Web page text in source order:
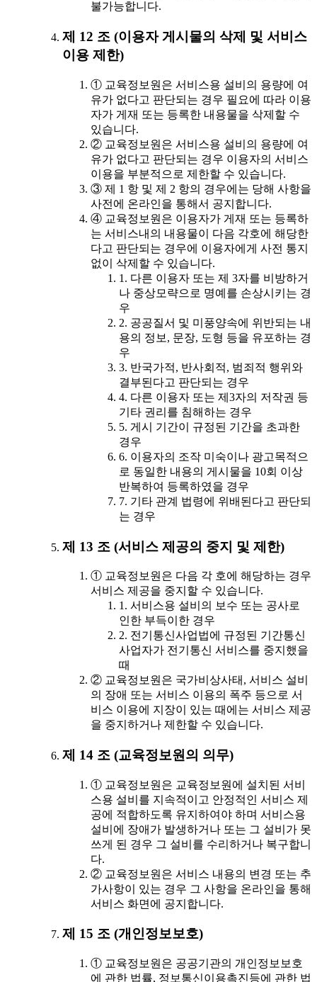
불가능합니다.
제 12 조 (이용자 게시물의 삭제 및 서비스
이용 제한)
① 교육정보원은 서비스용 설비의 용량에 여
유가 없다고 판단되는 경우 필요에 따라 이용
자가 게재 또는 등록한 내용물을 삭제할 수
있습니다.
② 교육정보원은 서비스용 설비의 용량에 여
유가 없다고 판단되는 경우 이용자의 서비스
이용을 부분적으로 제한할 수 있습니다.
③ 제 1 항 및 제 2 항의 경우에는 당해 사항을
사전에 온라인을 통해서 공지합니다.
④ 교육정보원은 이용자가 게재 또는 등록하
는 서비스내의 내용물이 다음 각호에 해당한
다고 판단되는 경우에 이용자에게 사전 통지
없이 삭제할 수 있습니다.
1. 다른 이용자 또는 제 3자를 비방하거
나 중상모략으로 명예를 손상시키는 경
우
2. 공공질서 및 미풍양속에 위반되는 내
용의 정보, 문장, 도형 등을 유포하는 경
우
3. 반국가적, 반사회적, 범죄적 행위와
결부된다고 판단되는 경우
4. 다른 이용자 또는 제3자의 저작권 등
기타 권리를 침해하는 경우
5. 게시 기간이 규정된 기간을 초과한
경우
6. 이용자의 조작 미숙이나 광고목적으
로 동일한 내용의 게시물을 10회 이상
반복하여 등록하였을 경우
7. 기타 관계 법령에 위배된다고 판단되
는 경우
제 13 조 (서비스 제공의 중지 및 제한)
① 교육정보원은 다음 각 호에 해당하는 경우
서비스 제공을 중지할 수 있습니다.
1. 서비스용 설비의 보수 또는 공사로
인한 부득이한 경우
2. 전기통신사업법에 규정된 기간통신
사업자가 전기통신 서비스를 중지했을
때
② 교육정보원은 국가비상사태, 서비스 설비
의 장애 또는 서비스 이용의 폭주 등으로 서
비스 이용에 지장이 있는 때에는 서비스 제공
을 중지하거나 제한할 수 있습니다.
제 14 조 (교육정보원의 의무)
① 교육정보원은 교육정보원에 설치된 서비
스용 설비를 지속적이고 안정적인 서비스 제
공에 적합하도록 유지하여야 하며 서비스용
설비에 장애가 발생하거나 또는 그 설비가 못
쓰게 된 경우 그 설비를 수리하거나 복구합니
다.
② 교육정보원은 서비스 내용의 변경 또는 추
가사항이 있는 경우 그 사항을 온라인을 통해
서비스 화면에 공지합니다.
제 15 조 (개인정보보호)
① 교육정보원은 공공기관의 개인정보보호
에 관한 법률, 정보통신이용촉진등에 관한 법